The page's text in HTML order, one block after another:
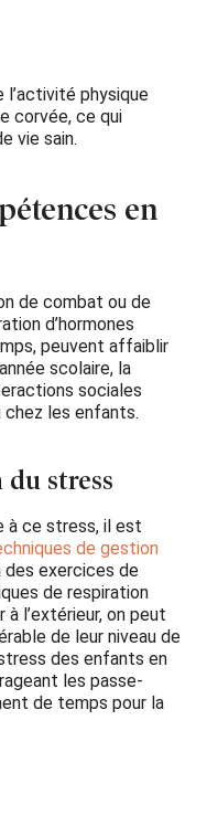
l’activité physique
corvée, ce qui
vie sain.
en
de combat ou de
d’hormones
peuvent affaiblir
scolaire, la
sociales
les enfants.
stress
à ce stress, il est
de gestion
des exercices de
de respiration
l’extérieur, on peut
de leur niveau de
des enfants en
les passe-
de temps pour la